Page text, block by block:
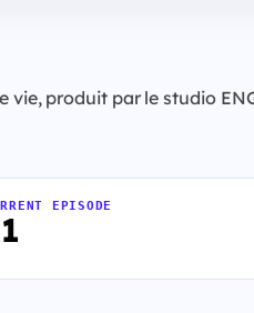
vie, produit par le studio
EPISODE